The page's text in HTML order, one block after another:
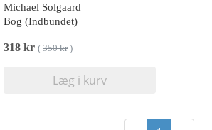
Michael Solgaard
Bog (Indbundet)
318 kr ( 350 kr)
Læg i kurv